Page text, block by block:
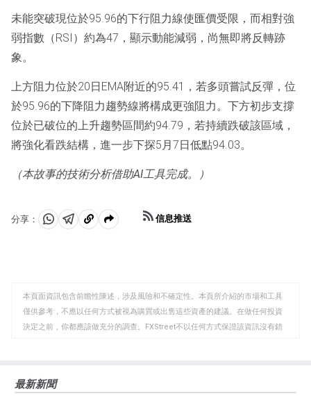
未能突破現位於95.96的下行阻力線使匯價受限，而相對強
弱指數（RSI）約為47，顯示動能減弱，尚無即將反轉跡
象。
上方阻力位於20日EMA附近的95.41，若多頭嘗試反彈，位
於95.96的下降阻力趨勢線將構成更強阻力。下方初步支撐
位於已破位的上升趨勢區間約94.79，若持續跌破該區域，
將強化看跌結構，進一步下探5月7日低點94.03。
（本故事的技術分析借助AI工具完成。）
分享：
分 分 複
板
信息推送
本頁面資訊包含前瞻性陳述，涉及風險和不確定性。本頁所介紹的市場和工具
僅供參考，不應以任何方式被視為購買或出售這些資產的建議。在做任何投資
決定之前，你都應該做充分的調查。FXStreet不以任何方式保證該資訊沒有錯
觀點，並不代表FXStreet或其廣告商的官方政策或立場。作者不對本頁連結的
最新新聞